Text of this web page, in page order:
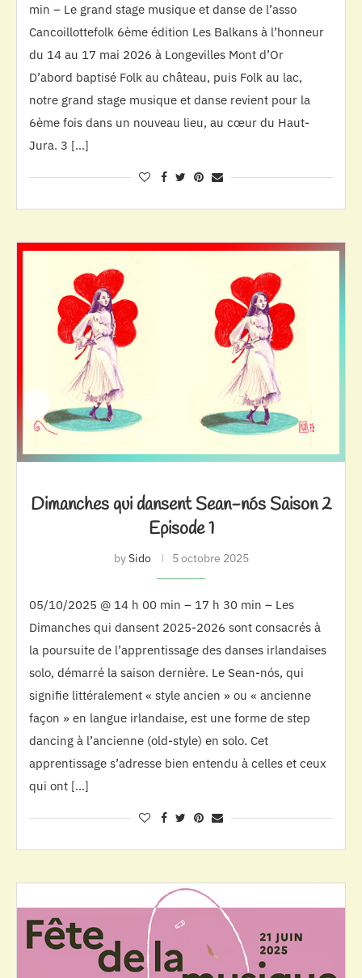
min – Le grand stage musique et danse de l’asso
Cancoillottefolk 6ème édition Les Balkans à l’honneur
du 14 au 17 mai 2026 à Longevilles Mont d’Or
D’abord baptisé Folk au château, puis Folk au lac,
notre grand stage musique et danse revient pour la
6ème fois dans un nouveau lieu, au cœur du Haut-
Jura. 3 […]
Dimanches qui dansent Sean-nós Saison 2
Episode 1
bySido 5 octobre 2025
05/10/2025 @ 14 h 00 min – 17 h 30 min – Les
Dimanches qui dansent 2025-2026 sont consacrés à
la poursuite de l’apprentissage des danses irlandaises
solo, démarré la saison dernière. Le Sean-nós, qui
signifie littéralement « style ancien » ou « ancienne
façon » en langue irlandaise, est une forme de step
dancing à l’ancienne (old-style) en solo. Cet
apprentissage s’adresse bien entendu à celles et ceux
qui ont […]